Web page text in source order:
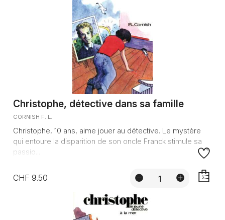
Christophe, détective dans sa famille
CORNISH F. L.
Christophe, 10 ans, aime jouer au détective. Le mystère
qui entoure la disparition de son oncle Franck stimule sa
passio...
CHF 9.50